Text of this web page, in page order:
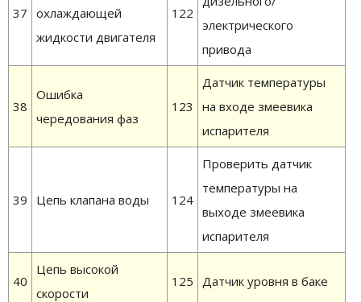
37 охлаждающей
жидкости двигателя
122
электрического
привода
38
Ошибка
чередования фаз
123
Датчик температуры
на входе змеевика
испарителя
39 Цепь клапана воды 124
Проверить датчик
температуры на
выходе змеевика
испарителя
40
Цепь высокой
скорости
125 Датчик уровня в баке